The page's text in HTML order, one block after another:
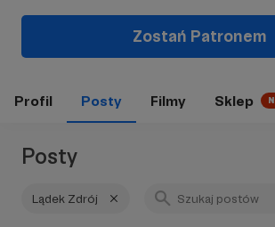
Zostań Patronem
Profil Posty Filmy Sklep
Posty
Lądek Zdrój